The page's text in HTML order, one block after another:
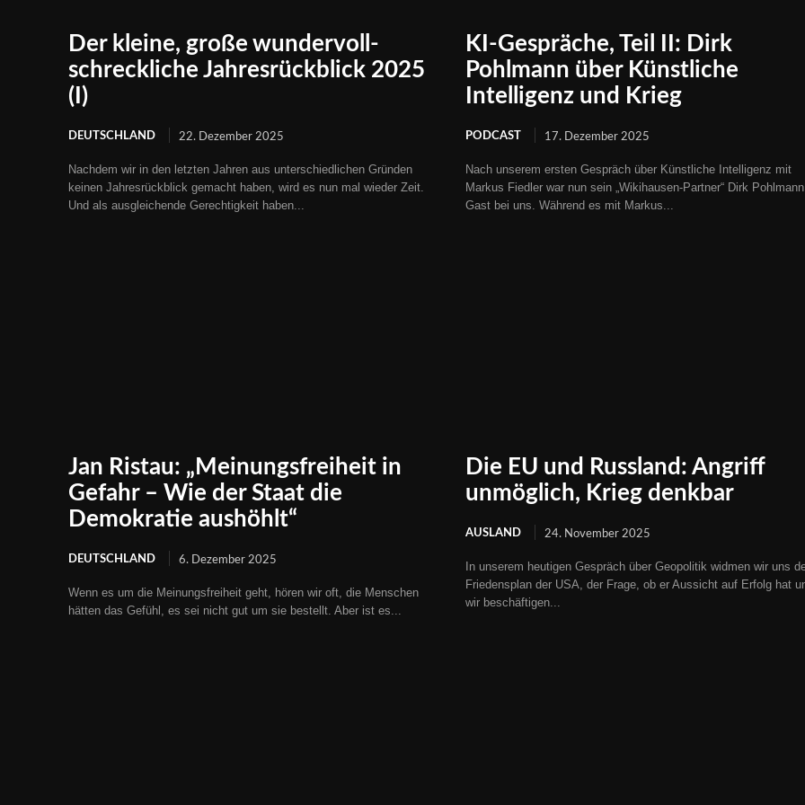
Der kleine, große wundervoll-
schreckliche Jahresrückblick 2025
(I)
DEUTSCHLAND 22. Dezember 2025
Nachdem wir in den letzten Jahren aus unterschiedlichen Gründen
keinen Jahresrückblick gemacht haben, wird es nun mal wieder Zeit.
Und als ausgleichende Gerechtigkeit haben...
KI-Gespräche, Teil II: Dirk
Pohlmann über Künstliche
Intelligenz und Krieg
PODCAST 17. Dezember 2025
Nach unserem ersten Gespräch über Künstliche Intelligenz mit
Markus Fiedler war nun sein „Wikihausen-Partner“ Dirk
Gast bei uns. Während es mit Markus...
Jan Ristau: „Meinungsfreiheit in
Gefahr – Wie der Staat die
Demokratie aushöhlt“
DEUTSCHLAND 6. Dezember 2025
Wenn es um die Meinungsfreiheit geht, hören wir oft, die Menschen
hätten das Gefühl, es sei nicht gut um sie bestellt. Aber ist es...
Die EU und Russland: Angriff
unmöglich, Krieg denkbar
AUSLAND 24. November 2025
In unserem heutigen Gespräch über Geopolitik widmen wir uns
Friedensplan der USA, der Frage, ob er Aussicht auf Erfolg hat
wir beschäftigen...